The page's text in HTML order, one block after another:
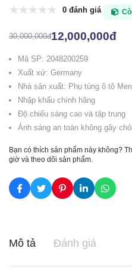
0 đánh giá
30,000,000đ12,000,000đ
Mã SP: 2048200259
Xuất xứ: Germany
Nhà sản xuất: Phụ tùng ô tô
Nhập khẩu chính hãng
Độ chiếu sáng cao và tập trung
Ánh sáng an toàn không gây
Bạn có thích sản phẩm này không?
giờ và theo dõi sản phẩm.
Mô tả Đánh giá